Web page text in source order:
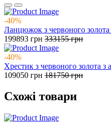
-40%
Ланцюжок з червоного
199893 грн 333155грн
-40%
Хрестик з червоного золота
109050 грн 181750грн
Схожі товари